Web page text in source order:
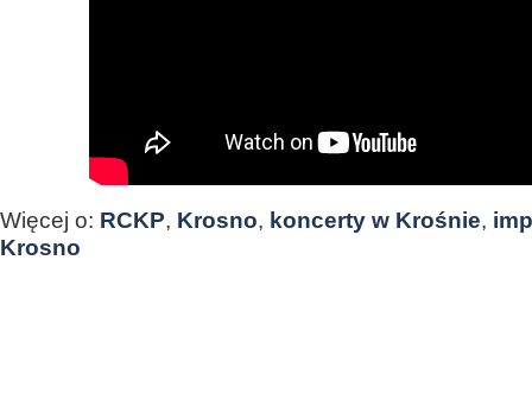
Więcej o: RCKP, Krosno, koncerty w Krośnie,
Krosno